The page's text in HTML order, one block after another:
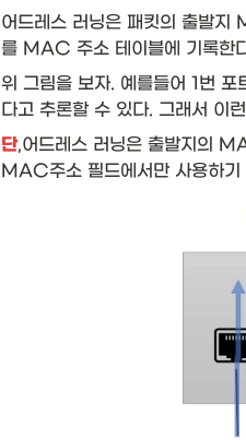
어드레스 러닝은 패킷의 출발
를 MAC 주소 테이블에 기록한
위 그림을 보자. 예를들어 1번
다고 추론할 수 있다. 그래서 이
단,어드레스 러닝은 출발지의
MAC주소 필드에서만 사용하기